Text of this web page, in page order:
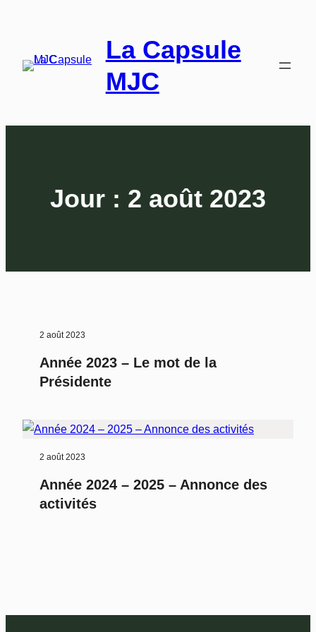
La Capsule
MJC
Jour : 2 août 2023
2 août 2023
Année 2023 – Le mot de la
Présidente
2 août 2023
Année 2024 – 2025 – Annonce des
activités